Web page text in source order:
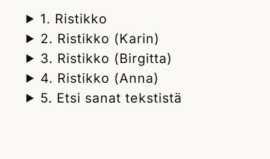
1. Ristikko
2. Ristikko (Karin)
3. Ristikko (Birgitta)
4. Ristikko (Anna)
5. Etsi sanat tekstistä